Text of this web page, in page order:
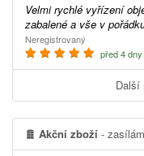
Velmi rychlé vyřízení objednávky a dodání zboží. pečlivě
zabalené a vše v
Neregistrovaný
před 4 dny
Akční zboží -